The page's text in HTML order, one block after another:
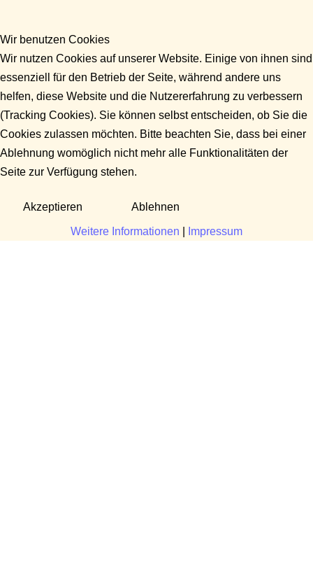
Wir benutzen Cookies
Wir nutzen Cookies auf unserer Website. Einige von ihnen sind
essenziell für den Betrieb der Seite, während andere uns
helfen, diese Website und die Nutzererfahrung zu verbessern
(Tracking Cookies). Sie können selbst entscheiden, ob Sie die
Cookies zulassen möchten. Bitte beachten Sie, dass bei einer
Ablehnung womöglich nicht mehr alle Funktionalitäten der
Seite zur Verfügung stehen.
Akzeptieren Ablehnen
Weitere Informationen Impressum